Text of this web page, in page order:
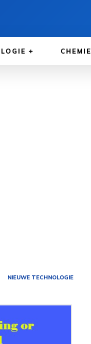
CHEMIE
NIEUWE TECHNOLOGIE